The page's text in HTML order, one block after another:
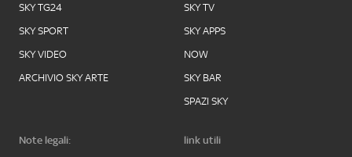
SKY TG24
SKY SPORT
SKY VIDEO
ARCHIVIO SKY ARTE
SKY TV
SKY APPS
NOW
SKY BAR
SPAZI SKY
Note legali:
link utili